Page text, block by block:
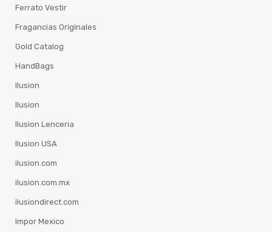
Ferrato Vestir
Fragancias Originales
Gold Catalog
HandBags
Ilusion
Ilusion
Ilusion Lenceria
Ilusion USA
ilusion.com
ilusion.com.mx
ilusiondirect.com
Impor Mexico